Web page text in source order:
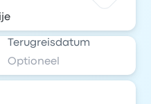
Terugreisdatum